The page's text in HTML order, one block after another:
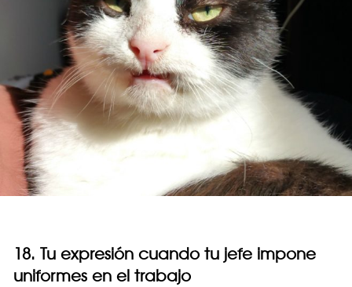
18. Tu expresión cuando tu jefe impone
uniformes en el trabajo